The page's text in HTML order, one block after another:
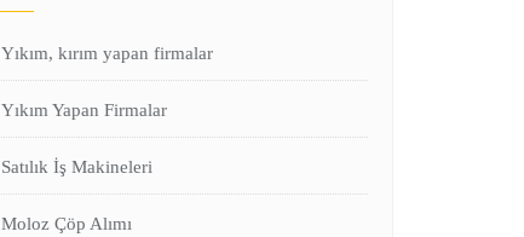
Yıkım, kırım yapan firmalar
Yıkım Yapan Firmalar
Satılık İş Makineleri
Moloz Çöp Alımı